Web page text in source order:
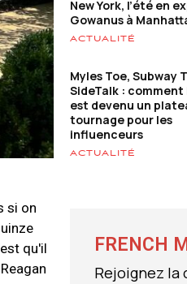
si on
qu'il
New York, l’été en
Gowanus à
ACTUALITÉ
Myles Toe, Subway
SideTalk : comment
est devenu un
tournage pour les
influenceurs
ACTUALITÉ
FRENCH
Rejoignez la